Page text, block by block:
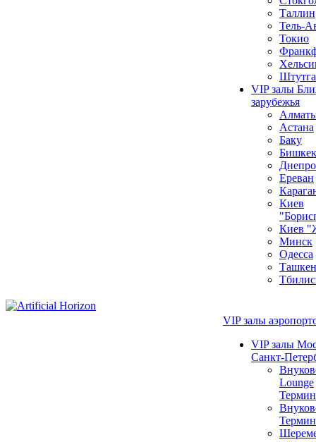
Таллин
Тель-
Токио
VIP залы
зарубежья
Астана
Баку
Бишкек
Ереван
Киев
Киев
Минск
Одесса
VIP залы
VIP залы
Санкт-
Lounge